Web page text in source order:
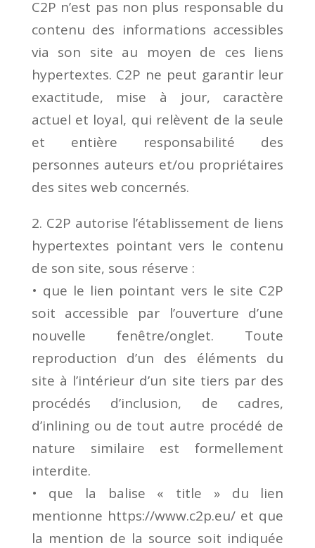
C2P n’est pas non plus responsable du
contenu des informations accessibles
via son site au moyen de ces liens
hypertextes. C2P ne peut garantir leur
exactitude, mise à jour, caractère
actuel et loyal, qui relèvent de la seule
et entière responsabilité des
personnes auteurs et/ou propriétaires
des sites web concernés.
2. C2P autorise l’établissement de liens
hypertextes pointant vers le contenu
de son site, sous réserve :
• que le lien pointant vers le site C2P
soit accessible par l’ouverture d’une
nouvelle fenêtre/onglet. Toute
reproduction d’un des éléments du
site à l’intérieur d’un site tiers par des
procédés d’inclusion, de cadres,
d’inlining ou de tout autre procédé de
nature similaire est formellement
interdite.
• que la balise « title » du lien
mentionne https://www.c2p.eu/ et que
la mention de la source soit indiquée